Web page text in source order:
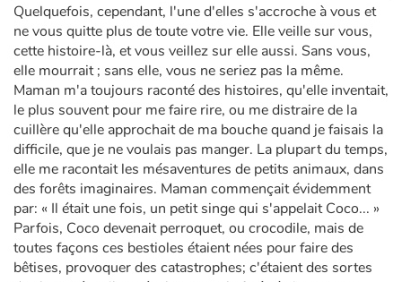
Quelquefois, cependant, l'une d'elles s'accroche à vous et
ne vous quitte plus de toute votre vie. Elle veille sur vous,
cette histoire-là, et vous veillez sur elle aussi. Sans vous,
elle mourrait ; sans elle, vous ne seriez pas la même.
Maman m'a toujours raconté des histoires, qu'elle inventait,
le plus souvent pour me faire rire, ou me distraire de la
cuillère qu'elle approchait de ma bouche quand je faisais la
difficile, que je ne voulais pas manger. La plupart du temps,
elle me racontait les mésaventures de petits animaux, dans
des forêts imaginaires. Maman commençait évidemment
par: « Il était une fois, un petit singe qui s'appelait Coco... »
Parfois, Coco devenait perroquet, ou crocodile, mais de
toutes façons ces bestioles étaient nées pour faire des
bêtises, provoquer des catastrophes; c'étaient des sortes